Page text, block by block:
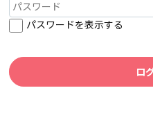
パスワードを表示する